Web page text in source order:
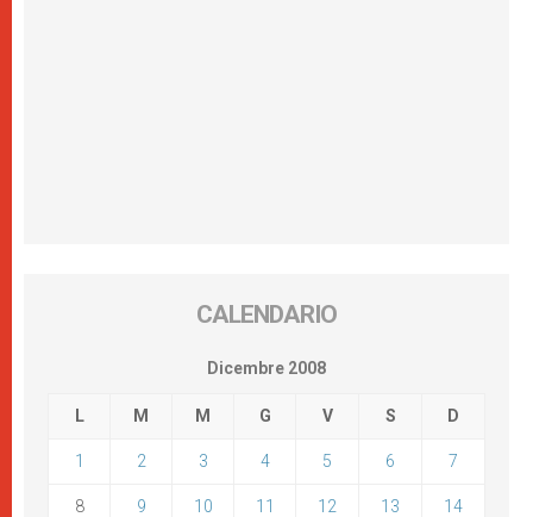
CALENDARIO
Dicembre 2008
L M M G V S D
1 2 3 4 5 6 7
8 9 10 11 12 13 14